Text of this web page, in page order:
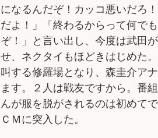
になるんだぞ！カッコ悪いだろ
だよ！」「終わるからって何で
ぞ！」と言い出し、今度は武田
せ、ネクタイもほどきはじめた
叫する修羅場となり、森圭介ア
ます。２人は戦友ですから。番
んが服を脱がされるのは初めて
ＣＭに突入した。